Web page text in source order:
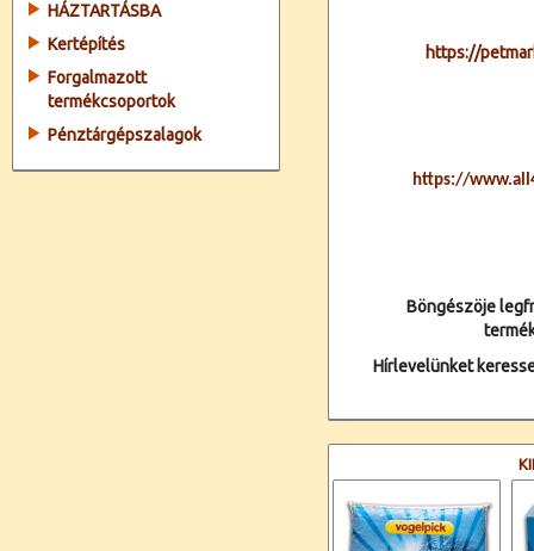
HÁZTARTÁSBA
Kertépítés
Forgalmazott
termékcsoportok
Pénztárgépszalagok
https://
https://
Böngészöje
Hírlevelünket